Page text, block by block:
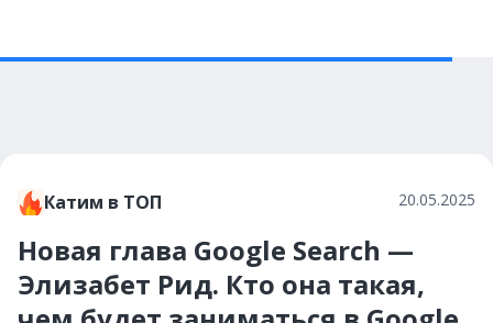
Катим в ТОП 20.05.2025
Новая глава Google Search —
Элизабет Рид. Кто она такая,